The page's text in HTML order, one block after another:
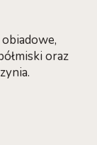
oraz